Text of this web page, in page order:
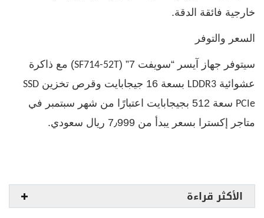
خارجية فائقة الدقة.
السعر والتوفر
سيتوفر جهاز آيسر “سويفت 7” ( SF714-52T) مع ذاكرة
عشوائية LDDR3 بسعة 16 جيجابايت وقرص تخزين
SSD
PCIe
سعة 512 بجيجابايت اعتبارًا من شهر سبتمبر في
متاجر إكسترا بسعر يبدأ من 7٫999 ريال سعودي.
الأكثر قراءة